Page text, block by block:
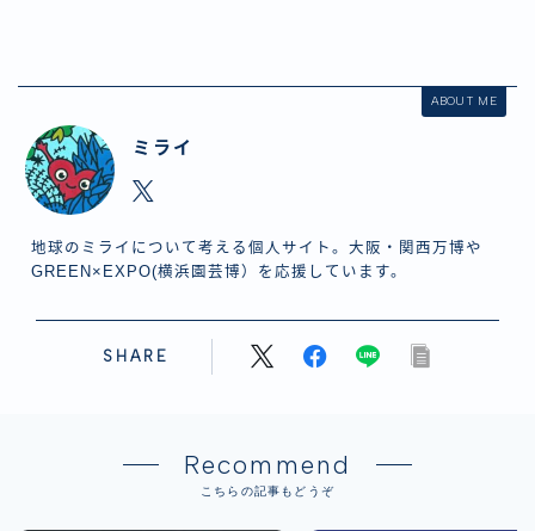
ABOUT ME
ミライ
地球のミライについて考える個人サイト。大阪・関西万博や
GREEN×EXPO(横浜園芸博）を応援しています。
SHARE
Recommend
こちらの記事もどうぞ